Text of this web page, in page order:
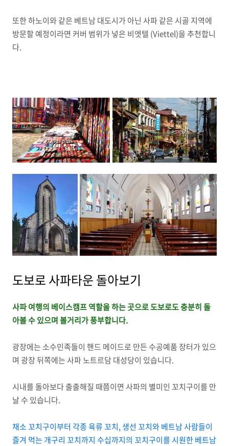
또한 하노이와 같은 베트남 대도시가 아닌 사파 같은 시골 지역에
방문할 예정이라면 커버 범위가 넣은 비엣텔 (Viettel)을 추천합니
다.
도보로 사파타운 돌아보기
사파 여행의 베이스캠프 역할을 하는 곳으로 도보로도 충분히 돌
아볼 수 있으며 볼거리가 풍부합니다.
광장에는 소수민족들이 핸드 메이드로 만든 수공예품 장터가 있으
며 광장 뒤쪽에는 사파 노트르담 대성당이 있습니다.
시내를 돌아보다 출출해질 때쯤이면 사파의 별미인 꼬치구이를 만
날 수 있습니다.
채소 꼬치구이부터 각종 육류 꼬치, 생선 꼬치와 베트남 사람들이
즐겨 먹는 개구리 꼬치까지 수십까지의 꼬치구이를 시원한 베트남